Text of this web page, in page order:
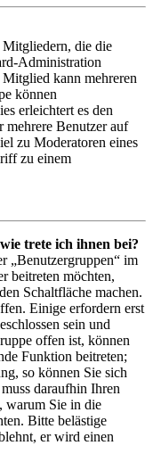
die die
Administration
kann mehreren
können
erleichtert es den
Benutzer auf
zu Moderatoren eines
zu einem
trete ich ihnen bei?
„Benutzergruppen“ im
beitreten möchten,
Schaltfläche machen.
Einige erfordern erst
sein und
offen ist, können
Funktion beitreten;
so können Sie sich
daraufhin Ihren
warum Sie in die
Bitte belästige
er wird einen